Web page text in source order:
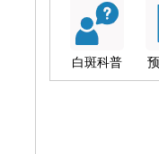
白斑科普